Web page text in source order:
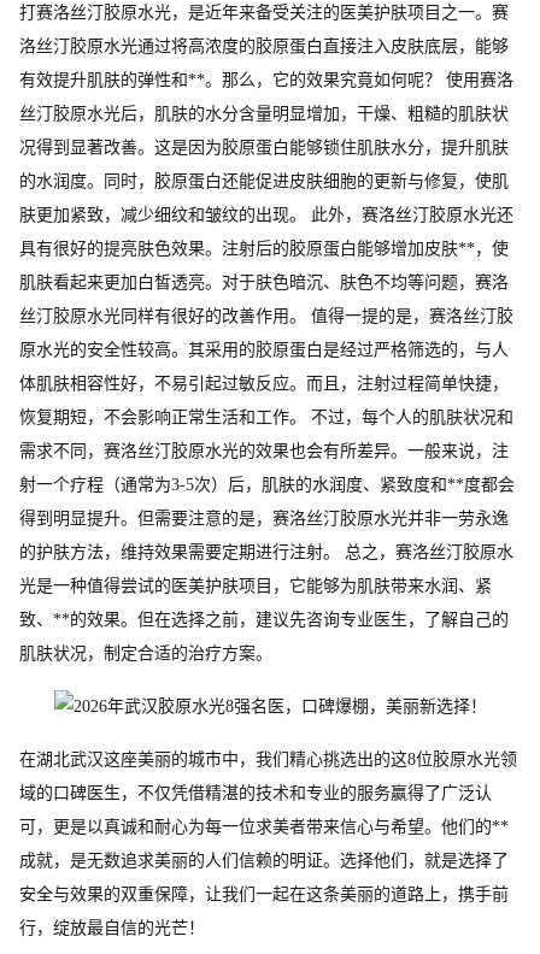
打赛洛丝汀胶原水光，是近年来备受关注的医美护肤项目之一。赛
洛丝汀胶原水光通过将高浓度的胶原蛋白直接注入皮肤底层，能够
有效提升肌肤的弹性和**。那么，它的效果究竟如何呢？ 使用赛洛
丝汀胶原水光后，肌肤的水分含量明显增加，干燥、粗糙的肌肤状
况得到显著改善。这是因为胶原蛋白能够锁住肌肤水分，提升肌肤
的水润度。同时，胶原蛋白还能促进皮肤细胞的更新与修复，使肌
肤更加紧致，减少细纹和皱纹的出现。 此外，赛洛丝汀胶原水光还
具有很好的提亮肤色效果。注射后的胶原蛋白能够增加皮肤**，使
肌肤看起来更加白皙透亮。对于肤色暗沉、肤色不均等问题，赛洛
丝汀胶原水光同样有很好的改善作用。 值得一提的是，赛洛丝汀胶
原水光的安全性较高。其采用的胶原蛋白是经过严格筛选的，与人
体肌肤相容性好，不易引起过敏反应。而且，注射过程简单快捷，
恢复期短，不会影响正常生活和工作。 不过，每个人的肌肤状况和
需求不同，赛洛丝汀胶原水光的效果也会有所差异。一般来说，注
射一个疗程（通常为3-5次）后，肌肤的水润度、紧致度和**度都会
得到明显提升。但需要注意的是，赛洛丝汀胶原水光并非一劳永逸
的护肤方法，维持效果需要定期进行注射。 总之，赛洛丝汀胶原水
光是一种值得尝试的医美护肤项目，它能够为肌肤带来水润、紧
致、**的效果。但在选择之前，建议先咨询专业医生，了解自己的
肌肤状况，制定合适的治疗方案。
在湖北武汉这座美丽的城市中，我们精心挑选出的这8位胶原水光领
域的口碑医生，不仅凭借精湛的技术和专业的服务赢得了广泛认
可，更是以真诚和耐心为每一位求美者带来信心与希望。他们的**
成就，是无数追求美丽的人们信赖的明证。选择他们，就是选择了
安全与效果的双重保障，让我们一起在这条美丽的道路上，携手前
行，绽放最自信的光芒！